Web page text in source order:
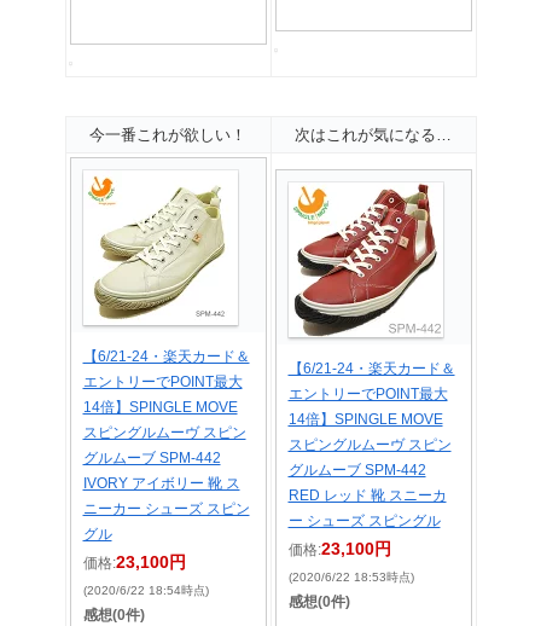
今一番これが欲しい！ 次はこれが気になる…
【6/21-24・楽天カード＆
エントリーでPOINT最大
14倍】SPINGLE MOVE
スピングルムーヴ スピン
グルムーブ SPM-442
IVORY アイボリー 靴 ス
ニーカー シューズ スピン
グル
価格:23,100円
(2020/6/22 18:54時点)
感想(0件)
【6/21-24・楽天カード＆
エントリーでPOINT最大
14倍】SPINGLE MOVE
スピングルムーヴ スピン
グルムーブ SPM-442
RED レッド 靴 スニーカ
ー シューズ スピングル
価格:23,100円
(2020/6/22 18:53時点)
感想(0件)